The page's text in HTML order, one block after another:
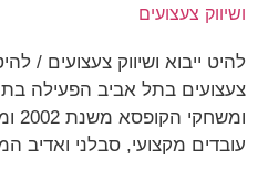
להיט ייבוא ושיווק צעצועים /
צעצועים בתל אביב הפעילה
עובדים מקצועי, סבלני ואדיב